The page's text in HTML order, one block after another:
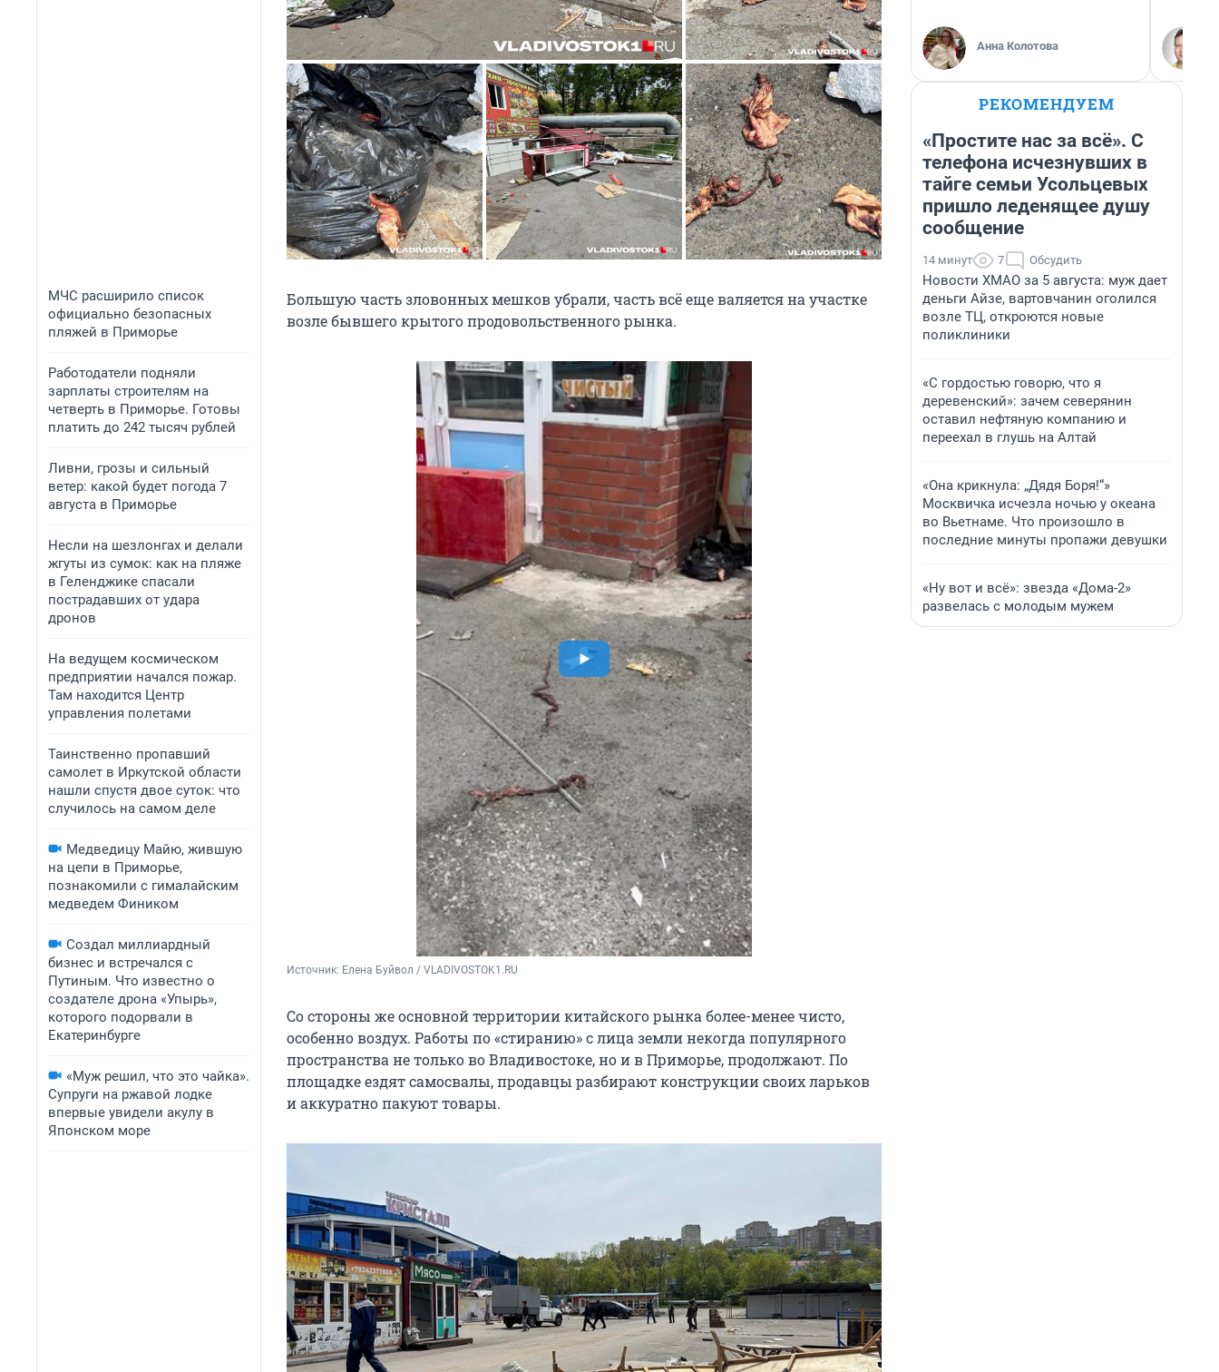
МЧС расширило список
официально безопасных
пляжей в Приморье
Работодатели подняли
зарплаты строителям на
четверть в Приморье. Готовы
платить до 242 тысяч рублей
Ливни, грозы и сильный
ветер: какой будет погода 7
августа в Приморье
Несли на шезлонгах и делали
жгуты из сумок: как на пляже
в Геленджике спасали
пострадавших от удара
дронов
На ведущем космическом
предприятии начался пожар.
Там находится Центр
управления полетами
Таинственно пропавший
самолет в Иркутской области
нашли спустя двое суток: что
случилось на самом деле
Медведицу Майю, жившую
на цепи в Приморье,
познакомили с гималайским
медведем Фиником
Создал миллиардный
бизнес и встречался с
Путиным. Что известно о
создателе дрона «Упырь»,
которого подорвали в
Екатеринбурге
«Муж решил, что это чайка».
Супруги на ржавой лодке
впервые увидели акулу в
Японском море
Большую часть зловонных мешков убрали, часть всё еще валяется на участке
возле бывшего крытого продовольственного рынка.
Источник: Елена Буйвол / VLADIVOSTOK1.RU
Со стороны же основной территории китайского рынка более-менее чисто,
особенно воздух. Работы по «стиранию» с лица земли некогда популярного
пространства не только во Владивостоке, но и в Приморье, продолжают. По
площадке ездят самосвалы, продавцы разбирают конструкции своих ларьков
и аккуратно пакуют товары.
Анна Колотова
РЕКОМЕНДУЕМ
«Простите нас за всё». С
телефона исчезнувших в
тайге семьи Усольцевых
пришло леденящее душу
сообщение
14 минут 7 Обсудить
Новости ХМАО за 5 августа: муж дает
деньги Айзе, вартовчанин оголился
возле ТЦ, откроются новые
поликлиники
«С гордостью говорю, что я
деревенский»: зачем северянин
оставил нефтяную компанию и
переехал в глушь на Алтай
«Она крикнула: „Дядя Боря!“»
Москвичка исчезла ночью у океана
во Вьетнаме. Что произошло в
последние минуты пропажи девушки
«Ну вот и всё»: звезда «Дома-2»
развелась с молодым мужем